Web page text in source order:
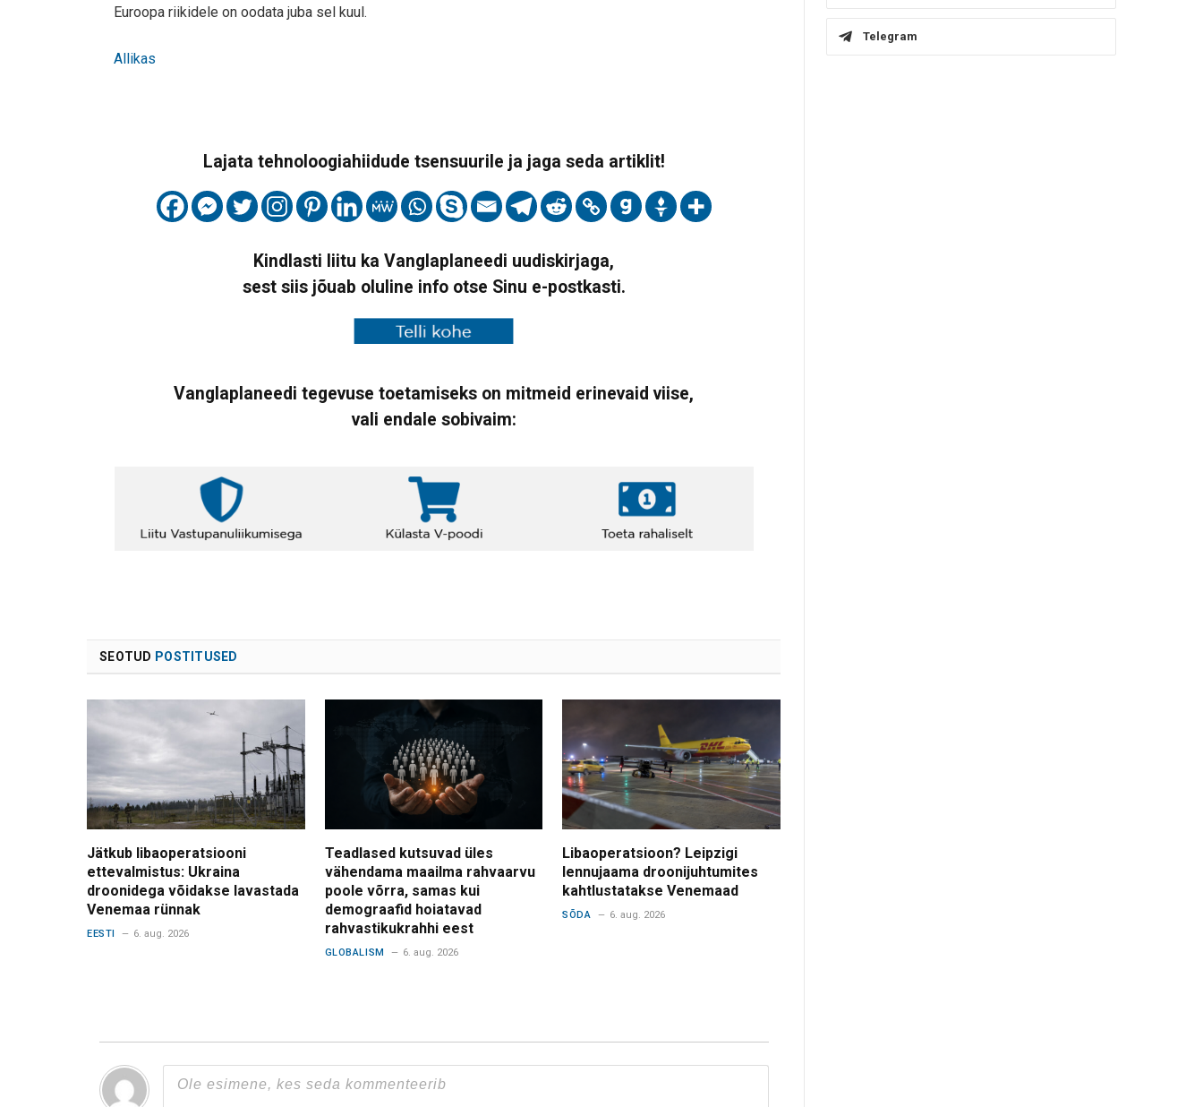
Euroopa riikidele on oodata juba sel kuul.
Allikas
Lajata tehnoloogiahiidude tsensuurile ja jaga seda artiklit!
Kindlasti liitu ka Vanglaplaneedi uudiskirjaga,
sest siis jõuab oluline info otse Sinu e-postkasti.
Vanglaplaneedi tegevuse toetamiseks on mitmeid erinevaid viise,
vali endale sobivaim:
SEOTUD POSTITUSED
Jätkub libaoperatsiooni
ettevalmistus: Ukraina
droonidega võidakse lavastada
Venemaa rünnak
EESTI 6. aug. 2026
Teadlased kutsuvad üles
vähendama maailma rahvaarvu
poole võrra, samas kui
demograafid hoiatavad
rahvastikukrahhi eest
GLOBALISM 6. aug. 2026
Libaoperatsioon? Leipzigi
lennujaama droonijuhtumites
kahtlustatakse Venemaad
SÕDA 6. aug. 2026
Telegram